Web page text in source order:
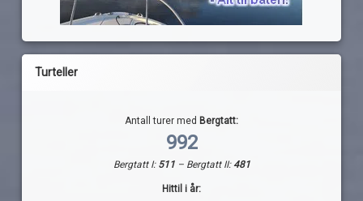
Turteller
Antall turer med Bergtatt:
992
Bergtatt I: 511 – Bergtatt II:481
Hittil i år: